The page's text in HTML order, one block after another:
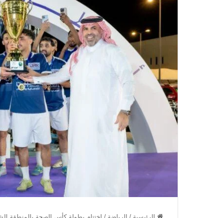
الرئيسية / الرياضة / إختتام بطولة كأس الصحة بالمنطقة